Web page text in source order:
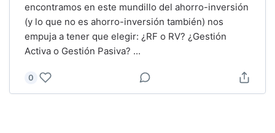
encontramos en este mundillo del ahorro-inversión
(y lo que no es ahorro-inversión también) nos
empuja a tener que elegir: ¿RF o RV? ¿Gestión
Activa o Gestión Pasiva? ...
0